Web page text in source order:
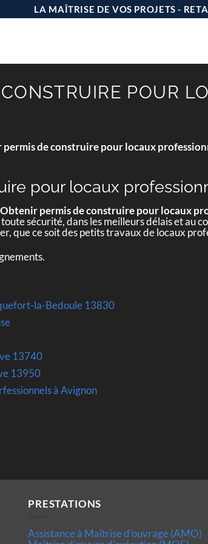
LA MAÎTRISE DE VOS PROJETS -
POUR
de construire pour locaux
pour locaux
Obtenir permis de construire pour locaux
sécurité, dans les meilleurs délais et au
que ce soit des petits travaux de locaux
la-Bedoule 13830
13740
13950
à Avignon
PRESTATIONS
Assistance à Maîtrise d'ouvrage (AMO)